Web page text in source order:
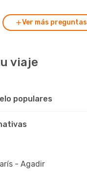
Ver más preguntas
viaje
populares
- Agadir